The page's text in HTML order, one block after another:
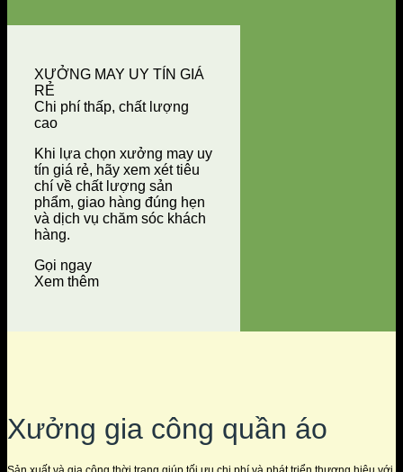
XƯỞNG MAY UY TÍN GIÁ
RẺ
Chi phí thấp, chất lượng
cao
Khi lựa chọn xưởng may uy
tín giá rẻ, hãy xem xét tiêu
chí về chất lượng sản
phẩm, giao hàng đúng hẹn
và dịch vụ chăm sóc khách
hàng.
Gọi ngay
Xem thêm
Xưởng gia công quần áo